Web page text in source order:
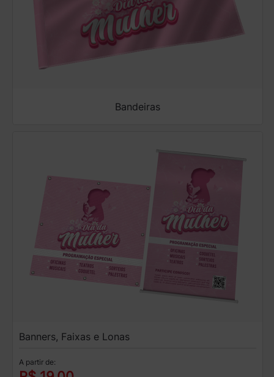
Bandeiras
Banners, Faixas e Lonas
A partir de: